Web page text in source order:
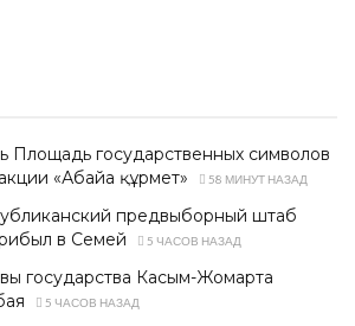
Площадь государственных символов
«Абайға құрмет»
58 МИНУТ НАЗАД
предвыборный штаб
в Семей
5 ЧАСОВ НАЗАД
государства Касым-Жомарта
5 ЧАСОВ НАЗАД